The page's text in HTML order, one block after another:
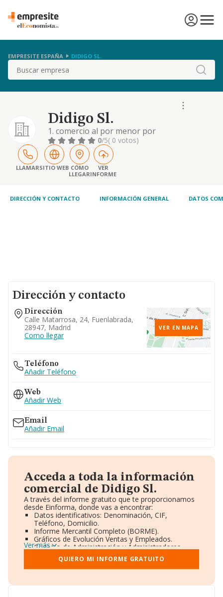
EMPRESITE ESPAÑA DIDIGO SL.
Buscar
Didigo Sl.
1. comercio al por menor por
correspondencia o internet (cnae 47.91) 2.
intermediarios del comercio de productos
diversos (cnae 46.19) 3. comercio al por
mayor no especializado (cnae 46.90) 4.
edición de otros programas informáticos
0/5( 0 votos)
LLAMARSITIO WEB CÓMO
LLEGAR
VER
INFORME
DIRECCIÓN Y CONTACTO INFORMACIÓN GENERAL DATOS
Dirección y contacto
Dirección
Calle Matarrosa, 24, Fuenlabrada,
28947, Madrid
Como llegar
VER EN MAPA
Teléfono
Añadir Teléfono
Web
Añadir Web
Email
Añadir Email
Acceda a toda la información
comercial de Didigo Sl.
A través del informe gratuito que te proporcionamos
desde Einforma, donde vas a encontrar:
Datos identificativos: Denominación, CIF,
Teléfono, Domicilio.
Informe Mercantil Completo (BORME).
Gráficos de Evolución Ventas y Empleados.
Consejo de Administración y Administradores.
Directivos y Ejecutivos.
Accionistas.
Participaciones y Vinculaciones en otras empresas.
Información oficial y registral complementaria.
Ver más
QUIERO MI INFORME GRATUITO